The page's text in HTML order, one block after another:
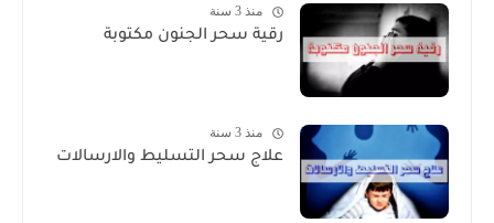
منذ 3 سنة
رقية سحر الجنون مكتوبة
منذ 3 سنة
علاج سحر التسليط والارسالات